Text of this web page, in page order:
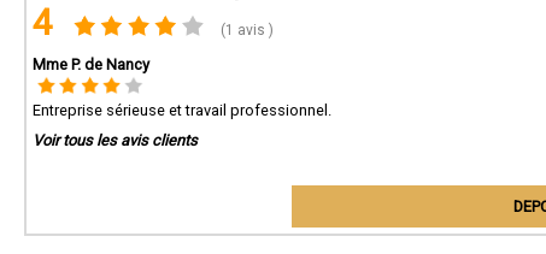
4 (1 avis )
Mme P. de Nancy
Entreprise sérieuse et travail professionnel.
Voir tous les avis clients